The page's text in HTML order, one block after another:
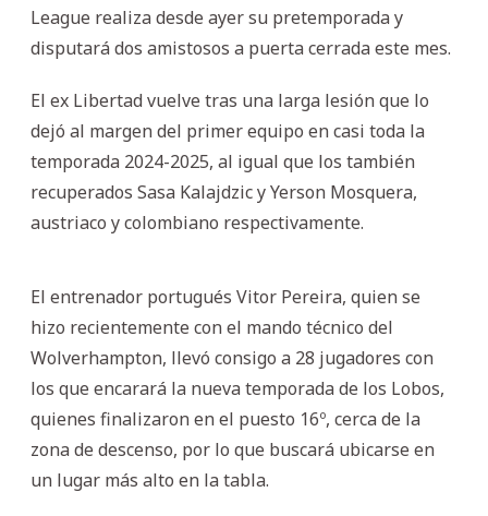
League realiza desde ayer su pretemporada y
disputará dos amistosos a puerta cerrada este mes.
El ex Libertad vuelve tras una larga lesión que lo
dejó al margen del primer equipo en casi toda la
temporada 2024-2025, al igual que los también
recuperados Sasa Kalajdzic y Yerson Mosquera,
austriaco y colombiano respectivamente.
El entrenador portugués Vitor Pereira, quien se
hizo recientemente con el mando técnico del
Wolverhampton, llevó consigo a 28 jugadores con
los que encarará la nueva temporada de los Lobos,
quienes finalizaron en el puesto 16º, cerca de la
zona de descenso, por lo que buscará ubicarse en
un lugar más alto en la tabla.